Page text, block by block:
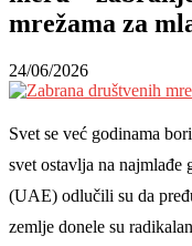
mrežama za
24/06/2026
Svet se već godinama
svet ostavlja na
(UAE) odlučili su da
zemlje donele su